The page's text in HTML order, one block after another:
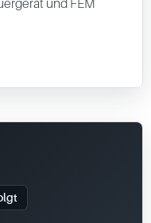
und FEM